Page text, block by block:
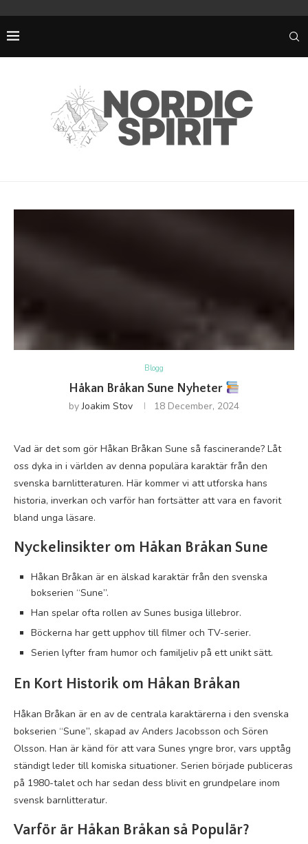
Blogg
Håkan Bråkan Sune Nyheter
byJoakim Stov 18 December, 2024
Vad är det som gör Håkan Bråkan Sune så fascinerande? Låt
oss dyka in i världen av denna populära karaktär från den
svenska barnlitteraturen. Här kommer vi att utforska hans
historia, inverkan och varför han fortsätter att vara en favorit
bland unga läsare.
Nyckelinsikter om Håkan Bråkan Sune
Håkan Bråkan är en älskad karaktär från den svenska
bokserien “Sune”.
Han spelar ofta rollen av Sunes busiga lillebror.
Böckerna har gett upphov till filmer och TV-serier.
Serien lyfter fram humor och familjeliv på ett unikt sätt.
En Kort Historik om Håkan Bråkan
Håkan Bråkan är en av de centrala karaktärerna i den svenska
bokserien “Sune”, skapad av Anders Jacobsson och Sören
Olsson. Han är känd för att vara Sunes yngre bror, vars upptåg
ständigt leder till komiska situationer. Serien började publiceras
på 1980-talet och har sedan dess blivit en grundpelare inom
svensk barnlitteratur.
Varför är Håkan Bråkan så Populär?